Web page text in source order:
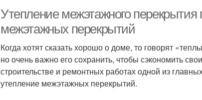
Утепление межэтажного
межэтажных перекрытий
Когда хотят сказать хорошо о доме, то говорят
но очень важно его сохранить, чтобы сэкономить
строительстве и ремонтных работах одной из
утепление межэтажных перекрытий.